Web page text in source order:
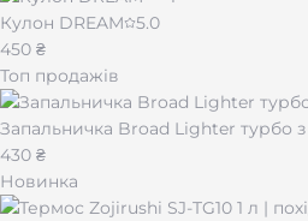
Кулон DREAM
5.0
450 ₴
Топ продажів
Запальничка Broad Lighter турбо
430 ₴
Новинка